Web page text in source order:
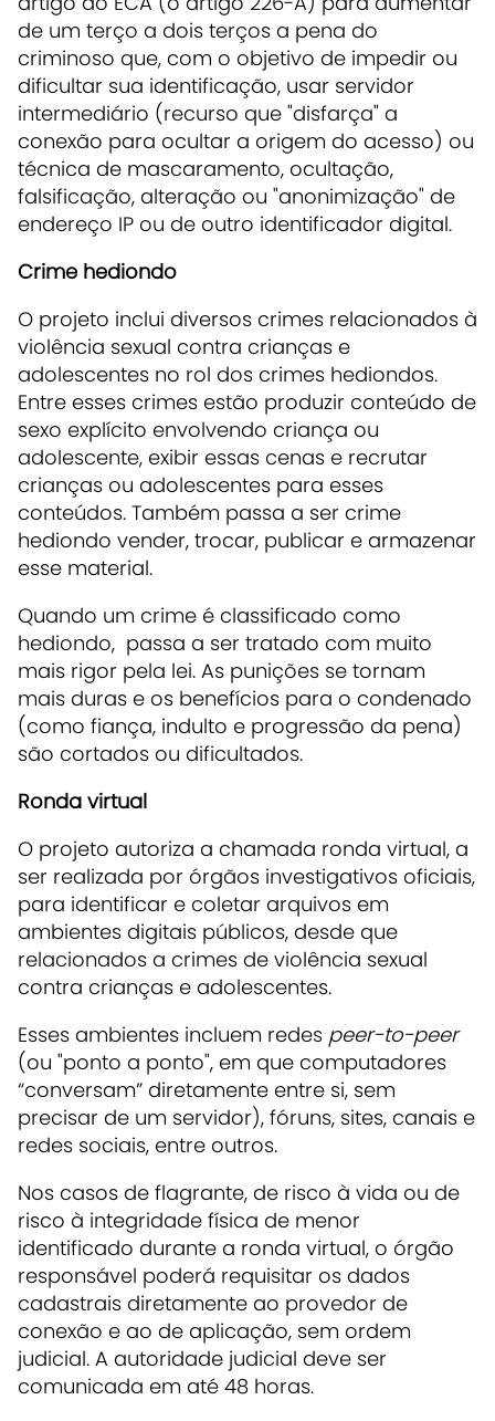
de um terço a dois terços a pena do
criminoso que, com o objetivo de impedir ou
dificultar sua identificação, usar servidor
intermediário (recurso que "disfarça" a
conexão para ocultar a origem do acesso) ou
técnica de mascaramento, ocultação,
falsificação, alteração ou "anonimização" de
endereço IP ou de outro identificador digital.
Crime hediondo
O projeto inclui diversos crimes relacionados à
violência sexual contra crianças e
adolescentes no rol dos crimes hediondos.
Entre esses crimes estão produzir conteúdo de
sexo explícito envolvendo criança ou
adolescente, exibir essas cenas e recrutar
crianças ou adolescentes para esses
conteúdos. Também passa a ser crime
hediondo vender, trocar, publicar e armazenar
esse material.
Quando um crime é classificado como
hediondo, passa a ser tratado com muito
mais rigor pela lei. As punições se tornam
mais duras e os benefícios para o condenado
(como fiança, indulto e progressão da pena)
são cortados ou dificultados.
Ronda virtual
O projeto autoriza a chamada ronda virtual, a
ser realizada por órgãos investigativos oficiais,
para identificar e coletar arquivos em
ambientes digitais públicos, desde que
relacionados a crimes de violência sexual
contra crianças e adolescentes.
Esses ambientes incluem redes peer-to-peer
(ou "ponto a ponto", em que computadores
“conversam” diretamente entre si, sem
precisar de um servidor), fóruns, sites, canais e
redes sociais, entre outros.
Nos casos de flagrante, de risco à vida ou de
risco à integridade física de menor
identificado durante a ronda virtual, o órgão
responsável poderá requisitar os dados
cadastrais diretamente ao provedor de
conexão e ao de aplicação, sem ordem
judicial. A autoridade judicial deve ser
comunicada em até 48 horas.